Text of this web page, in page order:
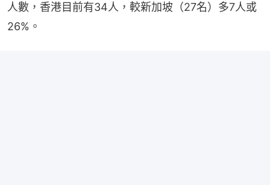
人數，香港目前有34人，較新加坡（27名）多7人或
26%。